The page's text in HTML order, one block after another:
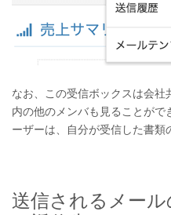
なお、この受信ボックスは会
内の他のメンバも見ることが
ーザーは、自分が受信した書類
送信されるメール